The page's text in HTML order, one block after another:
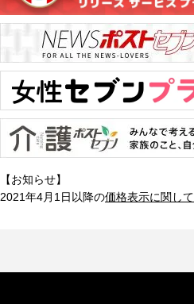
【お知らせ】
2021年4月1日以降の価格表示に関して